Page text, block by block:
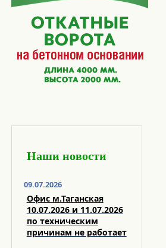
Наши новости
09.07.2026
Офис м.Таганская
10.07.2026 и 11.07.2026
по техническим
причинам не работает